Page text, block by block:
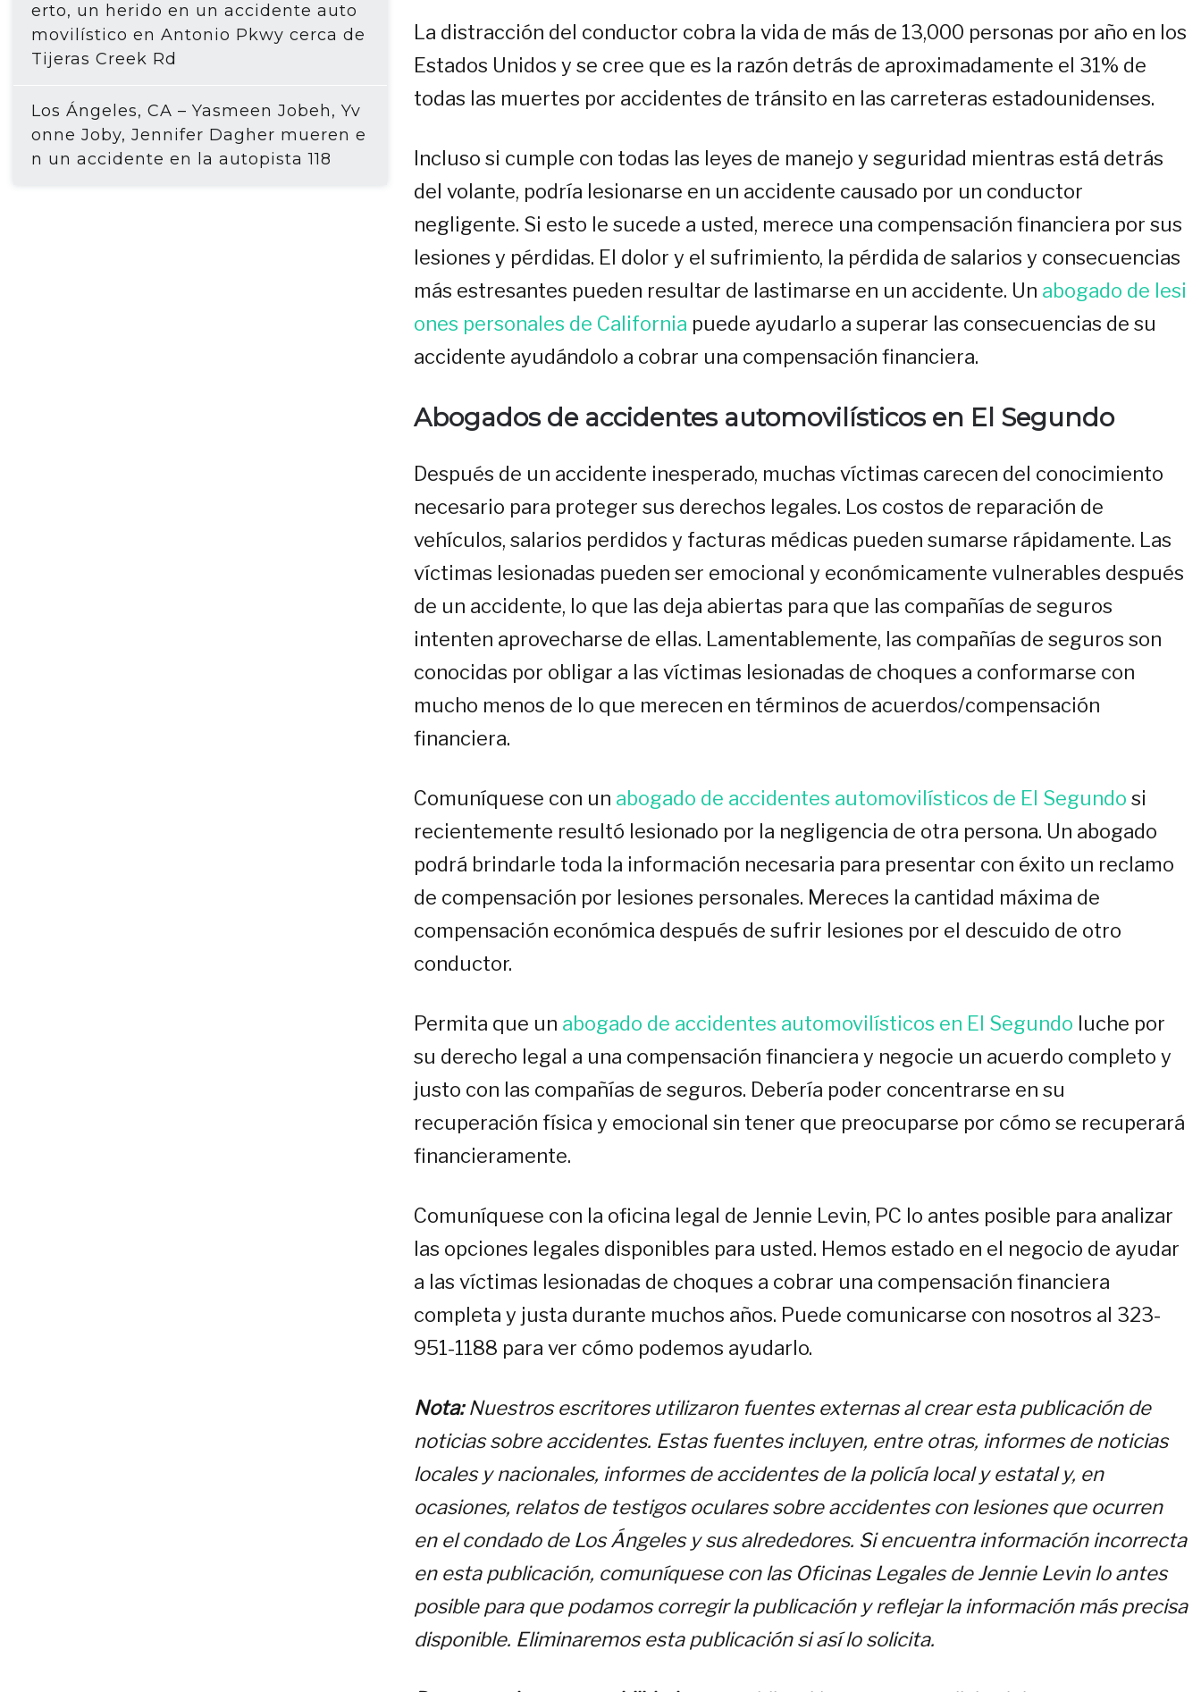
erto, un herido en un accidente auto
movilístico en Antonio Pkwy cerca de
Tijeras Creek Rd
Los Ángeles, CA – Yasmeen Jobeh, Yv
onne Joby, Jennifer Dagher mueren e
n un accidente en la autopista 118
La distracción del conductor cobra la vida de más de 13,000 personas por año en los
Estados Unidos y se cree que es la razón detrás de aproximadamente el 31% de
todas las muertes por accidentes de tránsito en las carreteras estadounidenses.
Incluso si cumple con todas las leyes de manejo y seguridad mientras está detrás
del volante, podría lesionarse en un accidente causado por un conductor
negligente. Si esto le sucede a usted, merece una compensación financiera por sus
lesiones y pérdidas. El dolor y el sufrimiento, la pérdida de salarios y consecuencias
más estresantes pueden resultar de lastimarse en un accidente. Un abogado de lesi
ones personales de California puede ayudarlo a superar las consecuencias de su
accidente ayudándolo a cobrar una compensación financiera.
Abogados de accidentes automovilísticos en El Segundo
Después de un accidente inesperado, muchas víctimas carecen del conocimiento
necesario para proteger sus derechos legales. Los costos de reparación de
vehículos, salarios perdidos y facturas médicas pueden sumarse rápidamente. Las
víctimas lesionadas pueden ser emocional y económicamente vulnerables después
de un accidente, lo que las deja abiertas para que las compañías de seguros
intenten aprovecharse de ellas. Lamentablemente, las compañías de seguros son
conocidas por obligar a las víctimas lesionadas de choques a conformarse con
mucho menos de lo que merecen en términos de acuerdos/compensación
financiera.
Comuníquese con un abogado de accidentes automovilísticos de El Segundo si
recientemente resultó lesionado por la negligencia de otra persona. Un abogado
podrá brindarle toda la información necesaria para presentar con éxito un reclamo
de compensación por lesiones personales. Mereces la cantidad máxima de
compensación económica después de sufrir lesiones por el descuido de otro
conductor.
Permita que un abogado de accidentes automovilísticos en El Segundo luche por
su derecho legal a una compensación financiera y negocie un acuerdo completo y
justo con las compañías de seguros. Debería poder concentrarse en su
recuperación física y emocional sin tener que preocuparse por cómo se recuperará
financieramente.
Comuníquese con la oficina legal de Jennie Levin, PC lo antes posible para analizar
las opciones legales disponibles para usted. Hemos estado en el negocio de ayudar
a las víctimas lesionadas de choques a cobrar una compensación financiera
completa y justa durante muchos años. Puede comunicarse con nosotros al 323-
951-1188 para ver cómo podemos ayudarlo.
Nota:Nuestros escritores utilizaron fuentes externas al crear esta publicación de
noticias sobre accidentes. Estas fuentes incluyen, entre otras, informes de noticias
locales y nacionales, informes de accidentes de la policía local y estatal y, en
ocasiones, relatos de testigos oculares sobre accidentes con lesiones que ocurren
en el condado de Los Ángeles y sus alrededores. Si encuentra información incorrecta
en esta publicación, comuníquese con las Oficinas Legales de Jennie Levin lo antes
posible para que podamos corregir la publicación y reflejar la información más precisa
disponible. Eliminaremos esta publicación si así lo solicita.